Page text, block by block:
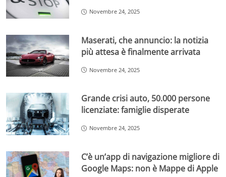
Novembre 24, 2025
Maserati, che annuncio: la notizia
più attesa è finalmente arrivata
Novembre 24, 2025
Grande crisi auto, 50.000 persone
licenziate: famiglie disperate
Novembre 24, 2025
C’è un’app di navigazione migliore di
Google Maps: non è Mappe di Apple